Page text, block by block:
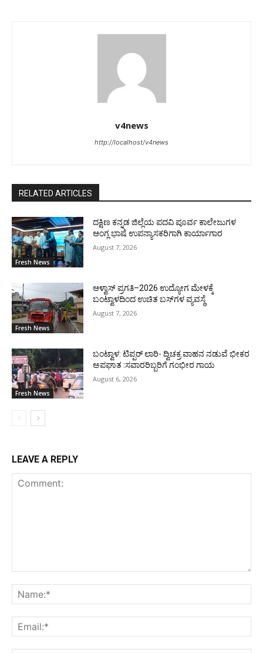
v4news
http://localhost/v4news
RELATED ARTICLES
Fresh News
ದಕ್ಷಿಣ ಕನ್ನಡ ಜಿಲ್ಲೆಯ ಪದವಿ ಪೂರ್ವ ಕಾಲೇಜುಗಳ
ಆಂಗ್ಲ ಭಾಷೆ ಉಪನ್ಯಾಸಕರಿಗಾಗಿ ಕಾರ್ಯಾಗಾರ
August 7, 2026
Fresh News
ಆಳ್ವಾಸ್ ಪ್ರಗತಿ–2026 ಉದ್ಯೋಗ ಮೇಳಕ್ಕೆ
ಬಂಟ್ವಾಳದಿಂದ ಉಚಿತ ಬಸ್‌ಗಳ ವ್ಯವಸ್ಥೆ
August 7, 2026
Fresh News
ಬಂಟ್ವಾಳ: ಟಿಪ್ಪರ್ ಲಾರಿ- ದ್ವಿಚಕ್ರ ವಾಹನ ನಡುವೆ ಭೀಕರ
ಅಪಘಾತ :ಸವಾರರಿಬ್ಬರಿಗೆ ಗಂಭೀರ ಗಾಯ
August 6, 2026
LEAVE A REPLY